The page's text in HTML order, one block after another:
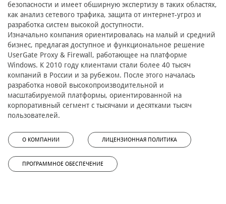
безопасности и имеет обширную экспертизу в таких областях,
как анализ сетевого трафика, защита от интернет-угроз и
разработка систем высокой доступности.
Изначально компания ориентировалась на малый и средний
бизнес, предлагая доступное и функциональное решение
UserGate Proxy & Firewall, работающее на платформе
Windows. К 2010 году клиентами стали более 40 тысяч
компаний в России и за рубежом. После этого началась
разработка новой высокопроизводительной и
масштабируемой платформы, ориентированной на
корпоративный сегмент с тысячами и десятками тысяч
пользователей.
О КОМПАНИИ ЛИЦЕНЗИОННАЯ ПОЛИТИКА
ПРОГРАММНОЕ ОБЕСПЕЧЕНИЕ